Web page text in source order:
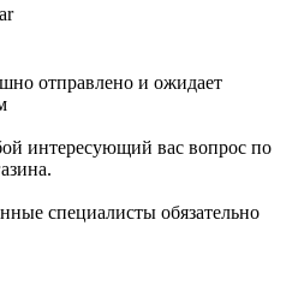
отправлено и ожидает
интересующий вас вопрос по
специалисты обязательно